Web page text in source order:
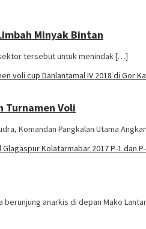
Minyak Bintan
tersebut untuk menindak […]
Turnamen Voli
Komandan Pangkalan Utama
berunjung anarkis di depan Mako